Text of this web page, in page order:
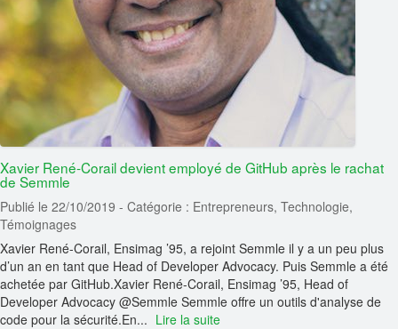
Xavier René-Corail devient employé de GitHub après le rachat
de Semmle
Publié le 22/10/2019 - Catégorie : Entrepreneurs, Technologie,
Témoignages
Xavier René-Corail, Ensimag ’95, a rejoint Semmle il y a un peu plus
d’un an en tant que Head of Developer Advocacy. Puis Semmle a été
achetée par GitHub.Xavier René-Corail, Ensimag ’95, Head of
Developer Advocacy @Semmle Semmle offre un outils d'analyse de
code pour la sécurité.En... Lire la suite